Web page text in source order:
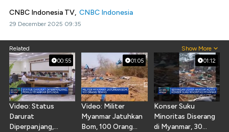
CNBC Indonesia TV, CNBC Indonesia
29 December 2025 09:35
Related Show More
00:55
Video: Status
Darurat
Diperpanjang,
01:05
Video: Militer
Myanmar Jatuhkan
Bom, 100 Orang
01:12
Konser Suku
Minoritas Diserang
di Myanmar, 30